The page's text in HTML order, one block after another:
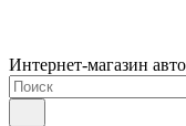
Интернет-магазин